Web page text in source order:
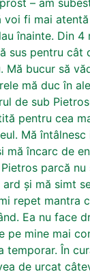
voi fi mai
înainte. Din 4
sus pentru cât
Mă bucur să
mă duc în
de sub
pentru cea
Mă întâlnesc
mă încarc de
parcă nu
ard și mă simt
repet mantra
Ea nu face
pe mine mai
temporar. În
de urcat